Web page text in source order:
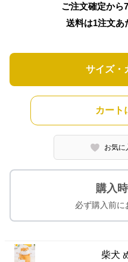
ご注文確定から
送料は1注文あ
サイズ・
カート
お気に
購入
必ず購入前に
柴犬